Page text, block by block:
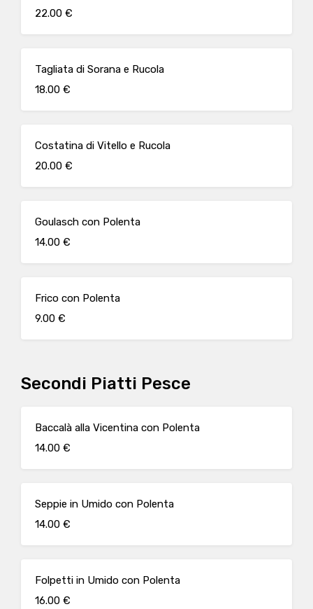
22.00 €
Tagliata di Sorana e Rucola
18.00 €
Costatina di Vitello e Rucola
20.00 €
Goulasch con Polenta
14.00 €
Frico con Polenta
9.00 €
Secondi Piatti Pesce
Baccalà alla Vicentina con Polenta
14.00 €
Seppie in Umido con Polenta
14.00 €
Folpetti in Umido con Polenta
16.00 €